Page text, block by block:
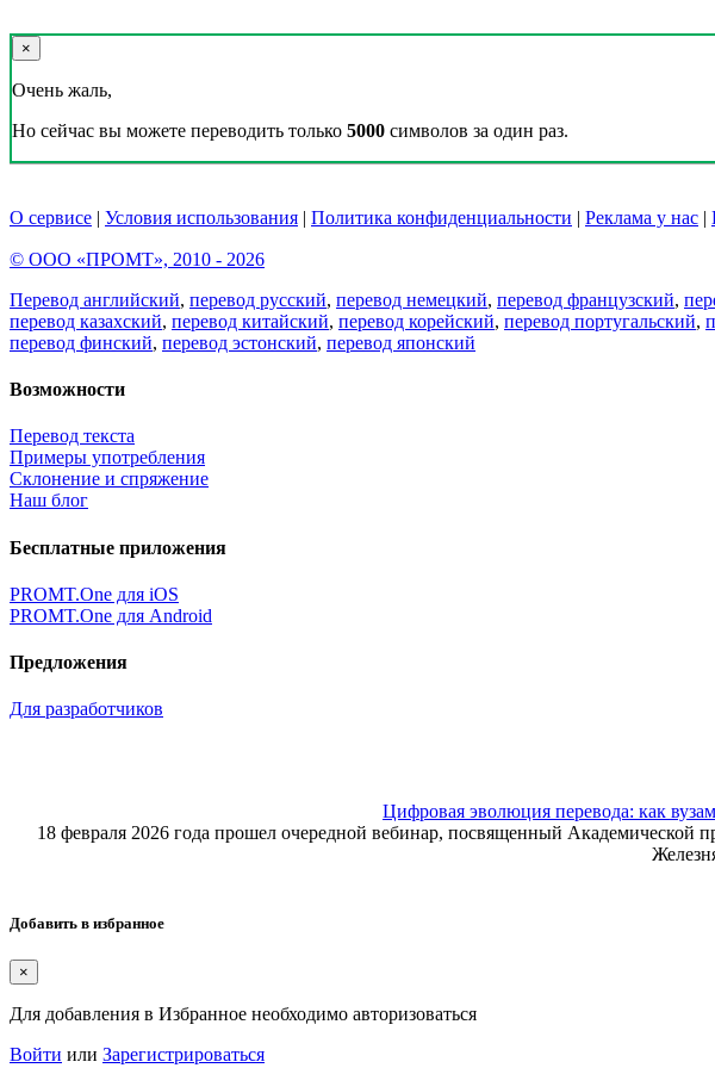
×
Очень жаль,
Но сейчас вы можете переводить только 5000 символов за один раз.
О сервисе | Условия использования | Политика конфиденциальности | Реклама у нас |
© ООО «ПРОМТ», 2010 - 2026
Перевод английский, перевод русский, перевод немецкий, перевод французский,
перевод казахский, перевод китайский, перевод корейский, перевод португальский,
перевод финский, перевод эстонский, перевод японский
Возможности
Перевод текста
Примеры употребления
Склонение и спряжение
Наш блог
Бесплатные приложения
PROMT.One для iOS
PROMT.One для Android
Предложения
Для разработчиков
Цифровая эволюция перевода: как
18 февраля 2026 года прошел очередной вебинар, посвященный Академической
Добавить в избранное
×
Для добавления в Избранное необходимо авторизоваться
Войти или Зарегистрироваться